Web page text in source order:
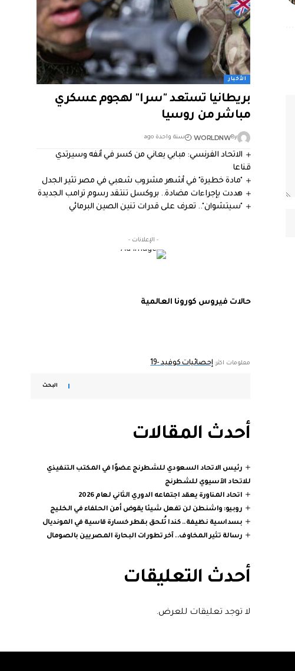
الأخبار
بريطانيا تستعد "سرا" لهجوم عسكري
مباشر من روسيا
By
WORLDNW سنة واحدة ago
الاتحاد الفرنسي: مبابي يعاني من كسر في أنفه وسيرتدي
قناعا
"مادة خطيرة" في أشهر مشروب شعبي في مصر تثير الجدل
هددت بإجراءات مضادة.. بروكسل تنتقد رسوم ترامب الجديدة
"سيتشوان".. تعرف على قدرات تنين الصين البرمائي
- الإعلانات -
حالات فيروس كورونا العالمية
معلومات اكثر: إحصائيات كوفيد -19
البحث
أحدث المقالات
رئيس الاتحاد السعودي للشطرنج عضوًا في المكتب التنفيذي
للاتحاد الآسيوي للشطرنج
اتحاد المناورة يعقد اجتماعه الدوري الثاني لعام 2026
روبيو: واشنطن لن تفعل شيئا يقوض أمن الحلفاء في الخليج
بسداسية نظيفة.. كندا تُلحق بقطر خسارة قاسية في المونديال
رسالة تثير المخاوف.. آخر تطورات البحارة المصريين بالصومال
أحدث التعليقات
لا توجد تعليقات للعرض.